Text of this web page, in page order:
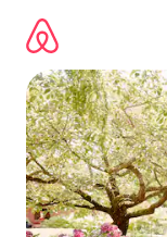
directement
contenu